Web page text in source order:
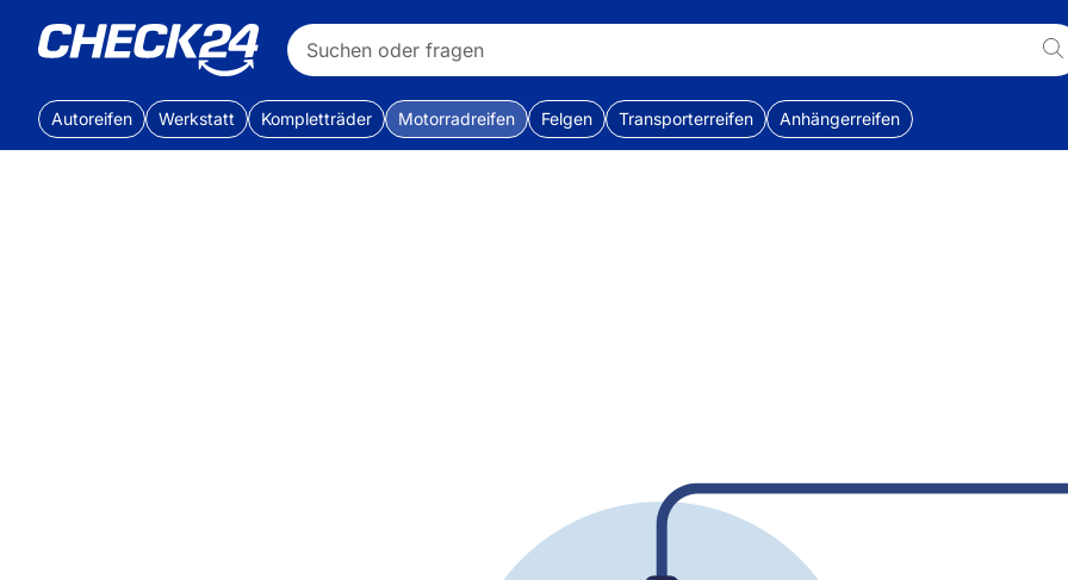
Autoreifen Werkstatt Kompletträder Motorradreifen Felgen Transporterreifen Anhängerreifen